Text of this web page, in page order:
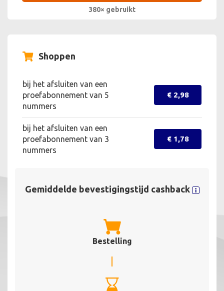
380× gebruikt
Shoppen
bij het afsluiten van een
proefabonnement van 5
nummers
€ 2,98
bij het afsluiten van een
proefabonnement van 3
nummers
€ 1,78
Gemiddelde bevestigingstijd cashback
Bestelling